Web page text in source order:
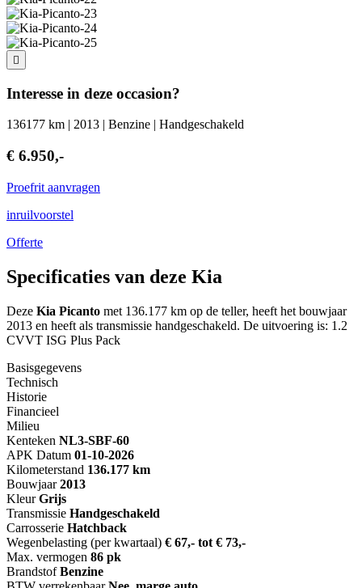
Interesse in deze occasion?
136177 km | 2013 | Benzine | Handgeschakeld
€ 6.950,-
Proefrit aanvragen
inruilvoorstel
Offerte
Specificaties van deze Kia
Deze Kia Picanto met 136.177 km op de teller, heeft het bouwjaar
2013 en heeft als transmissie handgeschakeld. De uitvoering is: 1.2
CVVT ISG Plus Pack
Basisgegevens
Technisch
Historie
Financieel
Milieu
Kenteken NL3-SBF-60
APK Datum 01-10-2026
Kilometerstand 136.177 km
Bouwjaar 2013
Kleur Grijs
Transmissie Handgeschakeld
Carrosserie Hatchback
Wegenbelasting (per kwartaal) € 67,- tot € 73,-
Max. vermogen 86 pk
Brandstof Benzine